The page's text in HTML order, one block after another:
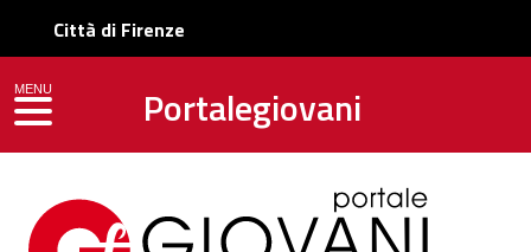
Città di Firenze
Portalegiovani
MENU
toggle navigation